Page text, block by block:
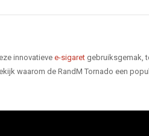
innovatieve e-sigaret gebruiksgemak,
waarom de RandM Tornado een